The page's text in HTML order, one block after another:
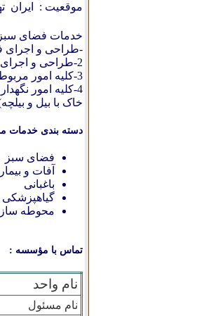
موقعیت :
ایران
خدمات فضای سبز
-طراحی و اجرای
2-طراحی و اجرای آبنما
3-کلیه امور مربوط به کاشت شامل مشاوره-خرید-مکان یابی-کاشت
4-کلیه امور نگهداری منجمله طراحی سیستم آبیاری- هرس - تعویض
خاک با بیل و
دسته بندی خدمات
فضای سبز
آفات و
باغبانی
گیاهپزشکی
محوطه
تماس با مؤسسه :
نام واحد
نام مسئول